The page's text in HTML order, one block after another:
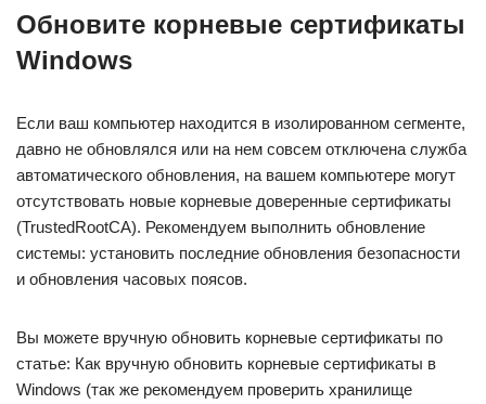
Обновите корневые сертификаты
Windows
Если ваш компьютер находится в изолированном сегменте,
давно не обновлялся или на нем совсем отключена служба
автоматического обновления, на вашем компьютере могут
отсутствовать новые корневые доверенные сертификаты
(TrustedRootCA). Рекомендуем выполнить обновление
системы: установить последние обновления безопасности
и обновления часовых поясов.
Вы можете вручную обновить корневые сертификаты по
статье: Как вручную обновить корневые сертификаты в
Windows (так же рекомендуем проверить хранилище